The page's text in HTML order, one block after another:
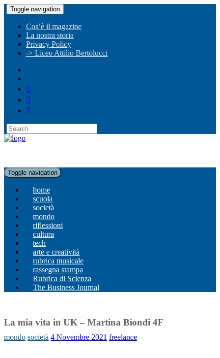
Toggle navigation
Cos’è il magazine
La nostra storia
Privacy Policy
-> Liceo Attilio Bertolucci
Toggle navigation
home
scuola
società
mondo
riflessioni
cultura
tech
arte e creatività
rubrica musicale
rassegna stampa
Rubrica di Scienza
The Business Journal
La mia vita in UK – Martina Biondi 4F
mondo società 4 Novembre 2021 freelance